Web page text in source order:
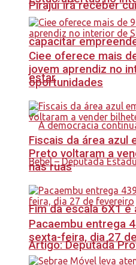
Pirajuí irá receber
capacitar
estar
Fim da escala 6X1 é
Artigo: Deputada
Ciee oferece mais
jovem aprendiz no
oportunidades
Fiscais da área azul
Preto voltaram a
nas ruas
Pacaembu entrega
sexta-feira, dia 27